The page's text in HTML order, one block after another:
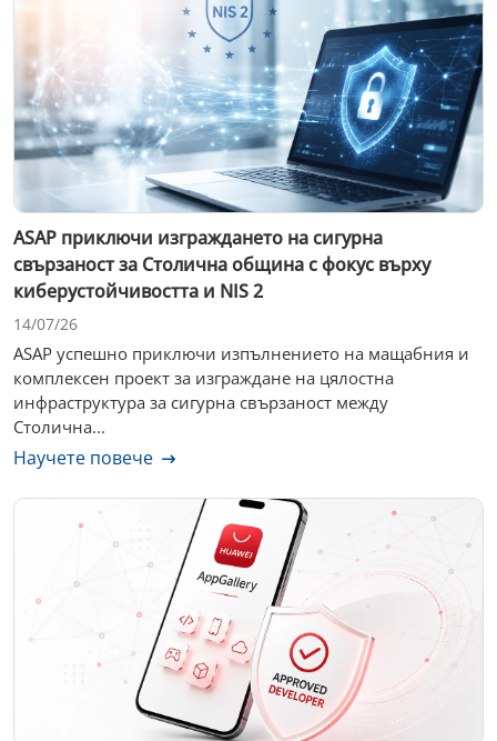
ASAP приключи изграждането на сигурна
свързаност за Столична община с фокус върху
киберустойчивостта и NIS 2
14/07/26
ASAP успешно приключи изпълнението на мащабния и
комплексен проект за изграждане на цялостна
инфраструктура за сигурна свързаност между
Столична...
Научете повече